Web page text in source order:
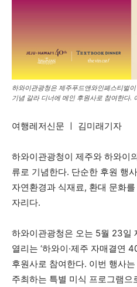
하와이관광청은 제주푸드앤와인페스티벌
기념 갈라 디너에 메인 후원사로 참여한다.
여행레저신문 ㅣ 김미래기자
하와이관광청이 제주와 하와이
류로 기념한다. 단순한 후원 행
자연환경과 식재료, 환대 문화
자리다.
하와이관광청은 오는 5월 23일
열리는 ‘하와이·제주 자매결연
후원사로 참여한다. 이번 행사
주최하는 특별 미식 프로그램